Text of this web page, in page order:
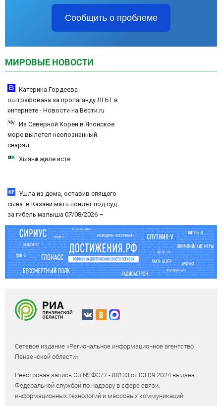
Сообщить о проблеме
МИРОВЫЕ НОВОСТИ
Катерина Гордеева
оштрафована за пропаганду ЛГБТ в
интернете - Новости на Вести.ru
Из Северной Кореи в Японское
море вылетел неопознанный
снаряд
Хыянәт җиле исте
Ушла из дома, оставив спящего
сына: в Казани мать пойдет под суд
за гибель малыша 07/08/2026 –
Новости
Сетевое издание «Региональное информационное агентство
Пензенской области»
Реестровая запись Эл № ФС77 - 88133 от 03.09.2024 выдана
Федеральной службой по надзору в сфере связи,
информационных технологий и массовых коммуникаций.